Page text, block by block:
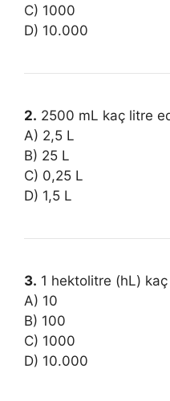
C) 1000
D) 10.000
2. 2500 mL kaç litre
A) 2,5 L
B) 25 L
C) 0,25 L
D) 1,5 L
3. 1 hektolitre (hL)
A) 10
B) 100
C) 1000
D) 10.000